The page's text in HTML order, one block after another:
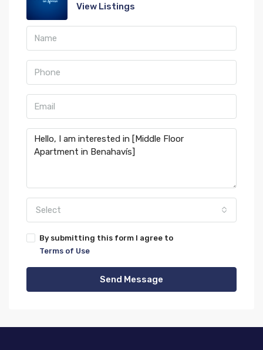
View Listings
Select
By submitting this form I agree to
Terms of Use
Send Message